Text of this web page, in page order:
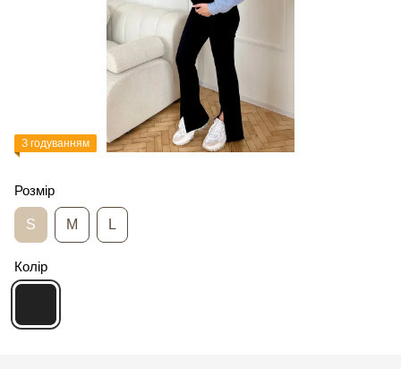
З годуванням
Розмір
S M L
Колір